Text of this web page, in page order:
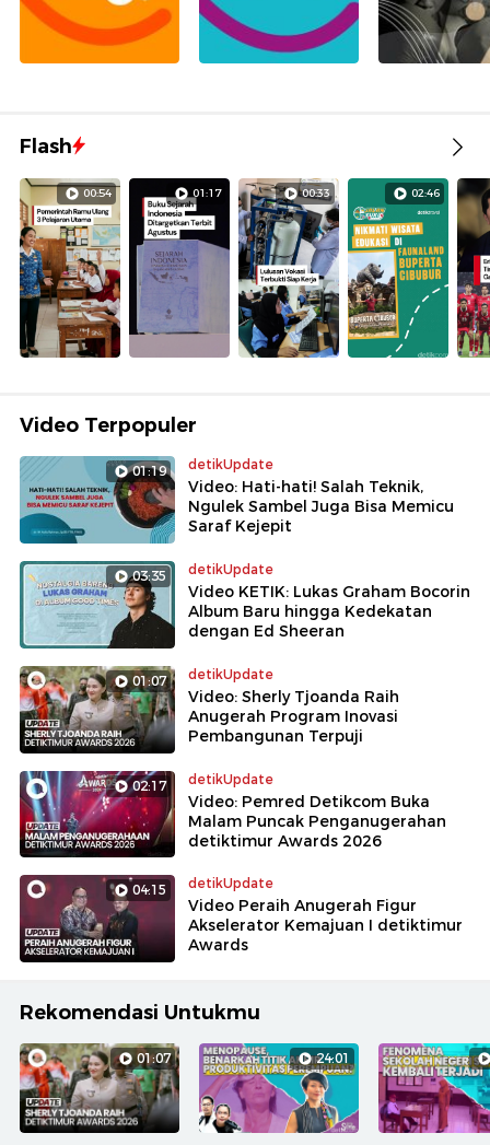
Flash
00:54 01:17 00:33 02:46
Video Terpopuler
01:19 detikUpdate
Video: Hati-hati! Salah Teknik,
Ngulek Sambel Juga Bisa Memicu
Saraf Kejepit
03:35 detikUpdate
Video KETIK: Lukas Graham Bocorin
Album Baru hingga Kedekatan
dengan Ed Sheeran
01:07 detikUpdate
Video: Sherly Tjoanda Raih
Anugerah Program Inovasi
Pembangunan Terpuji
02:17 detikUpdate
Video: Pemred Detikcom Buka
Malam Puncak Penganugerahan
detiktimur Awards 2026
04:15 detikUpdate
Video Peraih Anugerah Figur
Akselerator Kemajuan I detiktimur
Awards
Rekomendasi Untukmu
01:07 24:01